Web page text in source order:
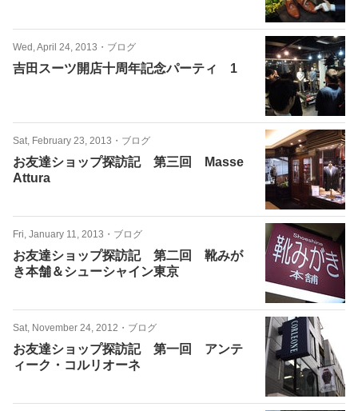
Wed, April 24, 2013 ・ ブログ
吉田スーツ開店十周年記念パーティ 1
Sat, February 23, 2013 ・ ブログ
お友達ショップ探訪記 第三回 Masse
Attura
Fri, January 11, 2013 ・ ブログ
お友達ショップ探訪記 第二回 靴みが
き本舗＆シューシャイン東京
Sat, November 24, 2012 ・ ブログ
お友達ショップ探訪記 第一回 アンテ
ィーク・コルリオーネ